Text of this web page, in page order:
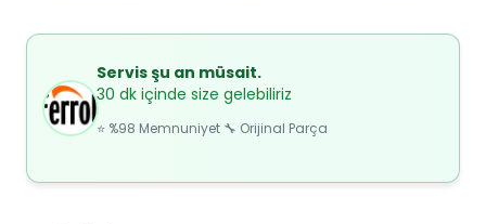
Servis şu an müsait.
30 dk içinde size gelebiliriz
⭐ %98 Memnuniyet 🔧 Orijinal Parça